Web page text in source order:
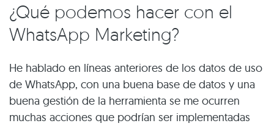
¿Qué podemos hacer con el
WhatsApp Marketing?
He hablado en líneas anteriores de los datos de uso
de WhatsApp, con una buena base de datos y una
buena gestión de la herramienta se me ocurren
muchas acciones que podrían ser implementadas